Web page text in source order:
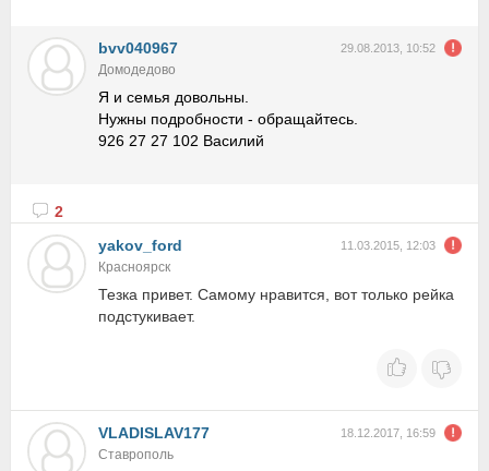
bvv040967 29.08.2013, 10:52
Домодедово
Я и семья довольны.
Нужны подробности - обращайтесь.
926 27 27 102 Василий
2
yakov_ford
11.03.2015, 12:03
Красноярск
Тезка привет. Самому нравится, вот только рейка
подстукивает.
VLADISLAV177 18.12.2017, 16:59
Ставрополь